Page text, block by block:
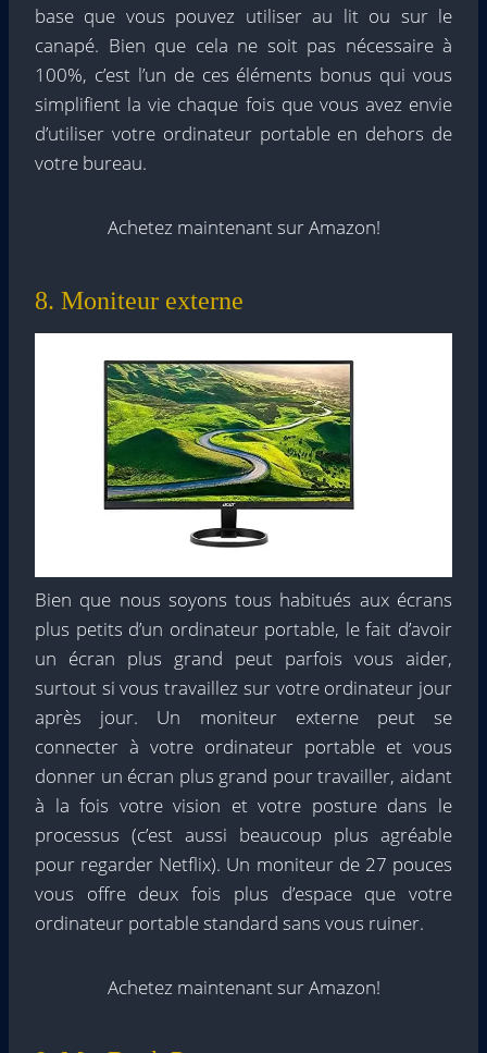
base que vous pouvez utiliser au lit ou sur le
canapé. Bien que cela ne soit pas nécessaire à
100%, c’est l’un de ces éléments bonus qui vous
simplifient la vie chaque fois que vous avez envie
d’utiliser votre ordinateur portable en dehors de
votre bureau.
Achetez maintenant sur Amazon!
8. Moniteur externe
Bien que nous soyons tous habitués aux écrans
plus petits d’un ordinateur portable, le fait d’avoir
un écran plus grand peut parfois vous aider,
surtout si vous travaillez sur votre ordinateur jour
après jour. Un moniteur externe peut se
connecter à votre ordinateur portable et vous
donner un écran plus grand pour travailler, aidant
à la fois votre vision et votre posture dans le
processus (c’est aussi beaucoup plus agréable
pour regarder Netflix). Un moniteur de 27 pouces
vous offre deux fois plus d’espace que votre
ordinateur portable standard sans vous ruiner.
Achetez maintenant sur Amazon!